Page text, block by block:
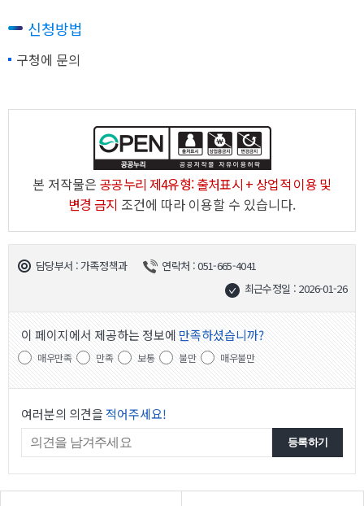
신청방법
구청에 문의
본 저작물은공공누리 제4유형: 출처표시 + 상업적 이용 및
변경 금지 조건에 따라 이용할 수 있습니다.
담당부서 : 가족정책과
연락처 : 051-665-4041
최근수정일 : 2026-01-26
이 페이지에서 제공하는 정보에 만족하셨습니까?
매우만족 만족 보통 불만 매우불만
여러분의 의견을적어주세요!